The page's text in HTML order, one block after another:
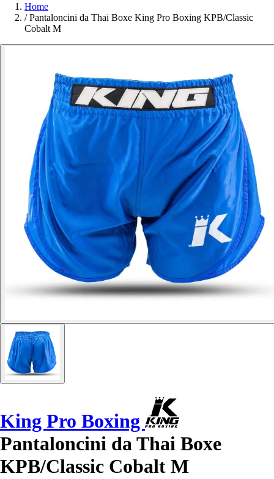
Home
/ Pantaloncini da Thai Boxe King Pro Boxing KPB/Classic
Cobalt M
King Pro Boxing
Pantaloncini da Thai Boxe
KPB/Classic Cobalt M